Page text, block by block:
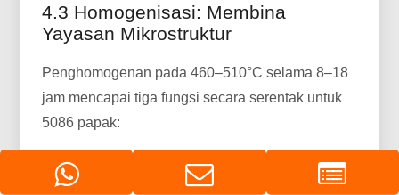
4.3 Homogenisasi: Membina
Yayasan Mikrostruktur
Penghomogenan pada 460–510°C selama 8–18
jam mencapai tiga fungsi secara serentak untuk
5086 papak:
Penghapusan pengasingan:
Pemejalan
menghasilkan kecerunan komposisi merentas